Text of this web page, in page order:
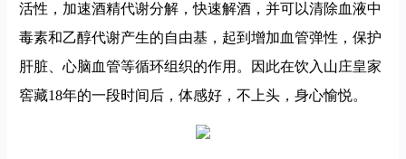
活性，加速酒精代谢分解，快速解酒，并可以清除血液中
毒素和乙醇代谢产生的自由基，起到增加血管弹性，保护
肝脏、心脑血管等循环组织的作用。因此在饮入山庄皇家
窖藏18年的一段时间后，体感好，不上头，身心愉悦。